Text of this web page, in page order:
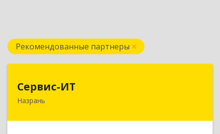
Рекомендованные партнеры
Сервис-ИТ
Назрань